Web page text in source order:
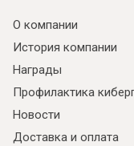
О компании
История компании
Награды
Профилактика
Новости
Доставка и оплата